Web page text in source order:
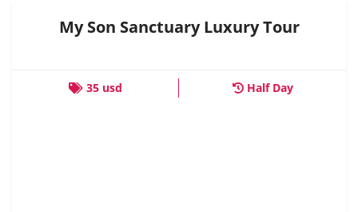
My Son Sanctuary Luxury Tour
35 usd Half Day